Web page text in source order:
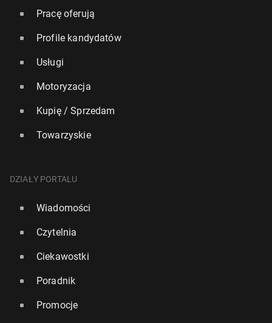
Pracę oferują
Profile kandydatów
Usługi
Motoryzacja
Kupię / Sprzedam
Towarzyskie
DZIAŁY PORTALU
Wiadomości
Czytelnia
Ciekawostki
Poradnik
Promocje